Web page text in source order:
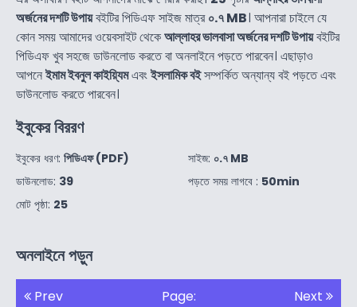
অর্জনের দশটি উপায়বইটির পিডিএফ সাইজ মাত্র০.৭ MB। আপনারা চাইলে যে
কোন সময় আমাদের ওয়েবসাইট থেকেআল্লাহর ভালবাসা অর্জনের দশটি উপায়বইটির
পিডিএফ খুব সহজে ডাউনলোড করতে বা অনলাইনে পড়তে পারবেন। এছাড়াও
আপনেইমাম ইবনুল কাইয়্যিমএবংইসলামিক বইসম্পর্কিত অন্যান্য বই পড়তে এবং
ডাউনলোড করতে পারবেন।
ইবুকের বিররণ
ইবুকের ধরণ: পিডিএফ (PDF)
ডাউনলোড: 39
মোট পৃষ্ঠা: 25
সাইজ: ০.৭ MB
পড়তে সময় লাগবে : 50min
অনলাইনে পড়ুন
Prev Page: Next